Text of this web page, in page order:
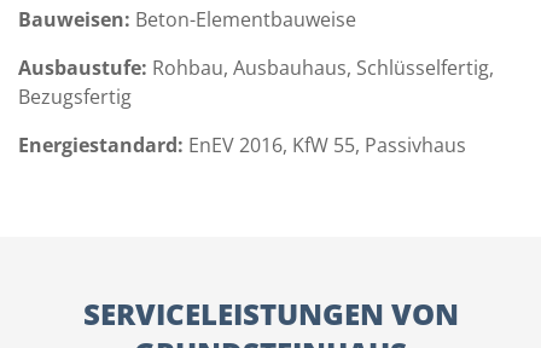
Bauweisen: Beton-Elementbauweise
Ausbaustufe: Rohbau, Ausbauhaus, Schlüsselfertig,
Bezugsfertig
Energiestandard: EnEV 2016, KfW 55, Passivhaus
SERVICELEISTUNGEN VON